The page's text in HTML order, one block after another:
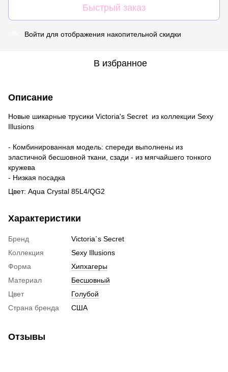
Быстрый заказ
Войти для отображения накопительной скидки
В избранное
Описание
Новые шикарные трусики Victoria's Secret из коллекции Sexy
Illusions
- Комбинированная модель: спереди выполнены из
эластичной бесшовной ткани, сзади - из мягчайшего тонкого
кружева
- Низкая посадка
Цвет: Aqua Crystal 85L4/QG2
Характеристики
Бренд
Victoria`s Secret
Коллекция
Sexy Illusions
Форма
Хипхагеры
Материал
Бесшовный
Цвет
Голубой
Страна бренда
США
Отзывы